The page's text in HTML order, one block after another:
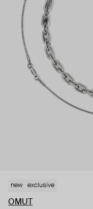
new exclusive
OMUT